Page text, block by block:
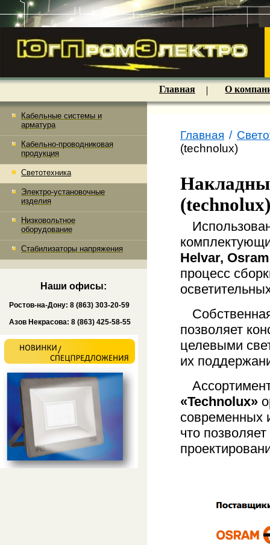
Кабельные системы и
арматура
Кабельно-проводниковая
продукция
Светотехника
Электро-установочные
изделия
Низковольтное
оборудование
Стабилизаторы напряжения
Наши офисы:
Ростов-на-Дону: 8 (863) 303-20-59
Азов Некрасова: 8 (863) 425-58-55
Главная О
Главная /
(technolux)
(technolux)
Helvar,
процесс
позволяет
целевыми
их
«Technolux»
современных
что